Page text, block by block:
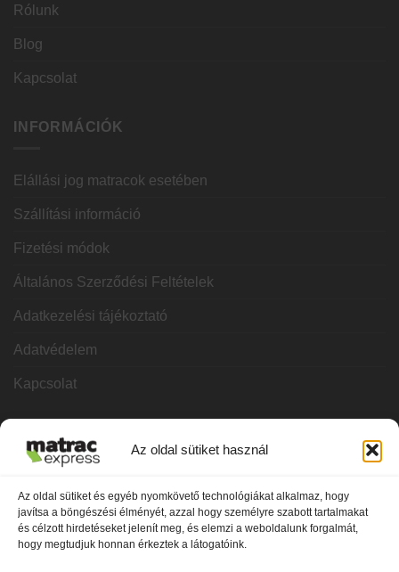
Az oldal sütiket használ
Az oldal sütiket és egyéb nyomkövető technológiákat alkalmaz, hogy
javítsa a böngészési élményét, azzal hogy személyre szabott tartalmakat
és célzott hirdetéseket jelenít meg, és elemzi a weboldalunk forgalmát,
hogy megtudjuk honnan érkeztek a látogatóink.
Rólunk
Blog
Kapcsolat
INFORMÁCIÓK
Elállási jog matracok esetében
Szállítási információ
Fizetési módok
Általános Szerződési Feltételek
Adatkezelési tájékoztató
Adatvédelem
Kapcsolat
Vákuum matracok
Memóriahabos matracok